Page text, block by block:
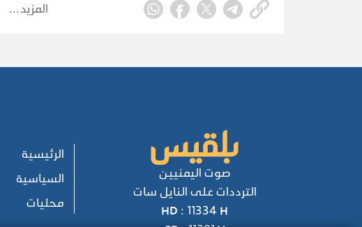
تتصارع إدارة ترامب لإعادة فتح مضيق هرمز.
المزيد
صوت اليمنيين
الترددات على النايل سات
HD : 11334 H
الرئيسية
السياسية
محليات